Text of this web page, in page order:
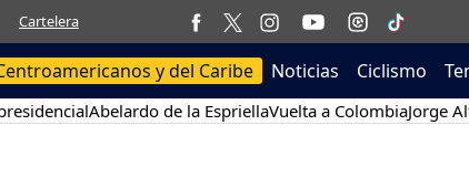
Cartelera
y del Caribe Noticias Ciclismo
Abelardo de la EspriellaVuelta a ColombiaJorge